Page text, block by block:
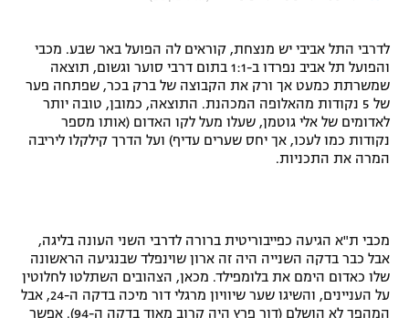
משתתפים וזוכים בפרסים
תקנון משתתפים וזוכים בפרסים
טניס
תנאי שימוש
ספורט מוטורי
כדורמים
ספורט אתגרי ואקסטרים
אומנויות לחימה
לדרבי התל אביבי יש מנצחת, קוראים לה הפועל באר שבע. מכבי
והפועל תל אביב נפרדו ב-1:1 בתום דרבי סוער וגשום, תוצאה
שמשרתת כמעט אך ורק את הקבוצה של ברק בכר, שפתחה פער
של 5 נקודות מהאלופה המכהנת. התוצאה, כמובן, טובה יותר
לאדומים של אלי גוטמן, שעלו מעל לקו האדום (אותו מספר
נקודות כמו לעכו, אך יחס שערים עדיף) ועל הדרך קילקלו ליריבה
המרה את התכניות.
מכבי ת"א הגיעה כפייבוריטית ברורה לדרבי השני העונה בליגה,
אבל כבר בדקה השנייה היה זה ארון שוינפלד שבנגיעה הראשונה
שלו כאדום הימם את בלומפילד. מכאן, הצהובים השתלטו לחלוטין
על העניינים, והשיגו שער שיוויון מרגלי דור מיכה בדקה ה-24, אבל
המהפך לא הושלם (דור פרץ היה קרוב מאוד בדקה ה-94). אפשר